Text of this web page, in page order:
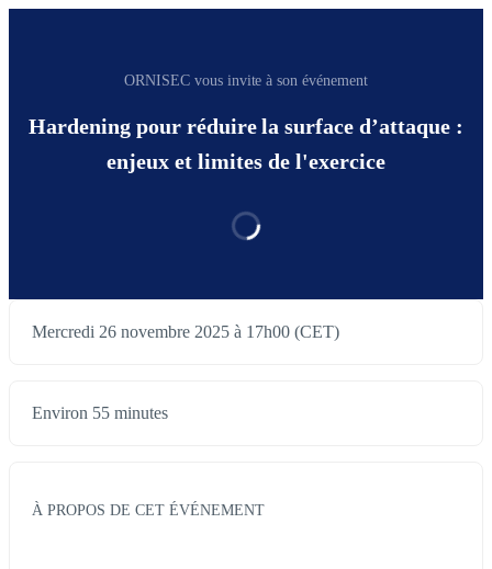
ORNISEC vous invite à son événement
Hardening pour réduire la surface d’attaque :
enjeux et limites de l'exercice
Mercredi 26 novembre 2025 à 17h00 (CET)
Environ 55 minutes
À PROPOS DE CET ÉVÉNEMENT